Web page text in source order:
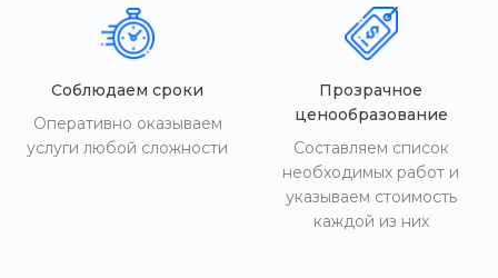
Соблюдаем сроки
Оперативно оказываем
услуги любой сложности
Прозрачное
ценообразование
Составляем список
необходимых работ и
указываем стоимость
каждой из них